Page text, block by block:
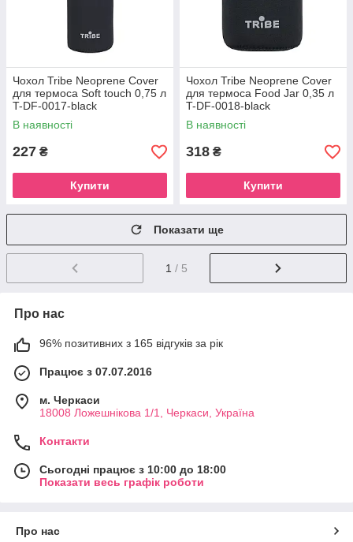
Чохол Tribe Neoprene Cover
для термоса Soft touch 0,75 л
T-DF-0017-black
В наявності
227 ₴
Купити
Чохол Tribe Neoprene Cover
для термоса Food Jar 0,35 л
T-DF-0018-black
В наявності
318 ₴
Купити
Показати ще
1 / 5
Про нас
96% позитивних з 165 відгуків за рік
Працює з 07.07.2016
м. Черкаси
18008 Ложешнікова 1/1, Черкаси, Україна
Контакти
Сьогодні працює з 10:00 до 18:00
Показати весь графік роботи
Про нас